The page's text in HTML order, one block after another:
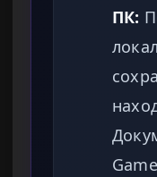
ПК: